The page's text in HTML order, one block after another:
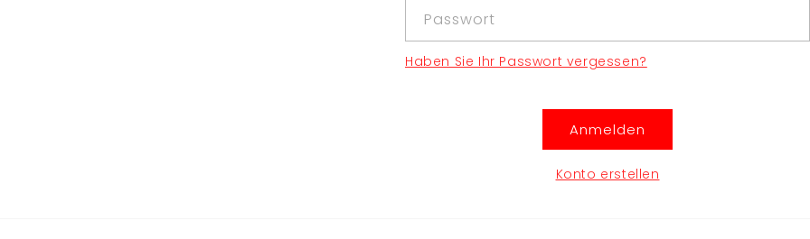
Passwort
Haben Sie Ihr Passwort vergessen?
Anmelden
Konto erstellen